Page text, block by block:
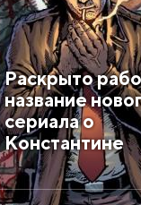
Раскрыто
название
сериала о
Константине